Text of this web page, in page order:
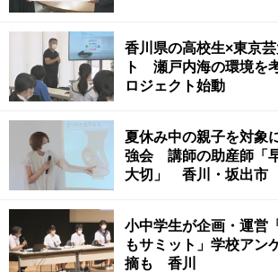
香川県の高校生×東京
ト 瀬戸内海の環境を
ロジェクト始動
夏休み中の親子を対象
強会 講師の助産師「
大切」 香川・坂出市
小中学生が企画・運営
もサミット」学校アン
摘も 香川